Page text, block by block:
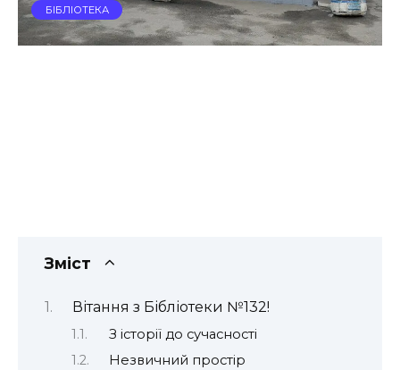
БІБЛІОТЕКА
Зміст
Вітання з Бібліотеки №132!
З історії до сучасності
Незвичний простір